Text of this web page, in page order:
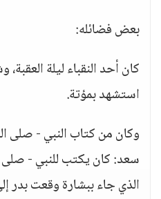
بعض فضائله:
كان أحد النقباء ليلة
استشهد بمؤتة.
وكان من كتاب النبي - صلى
سعد: كان يكتب للنبي - صلى
الذي جاء ببشارة وقعت بدر